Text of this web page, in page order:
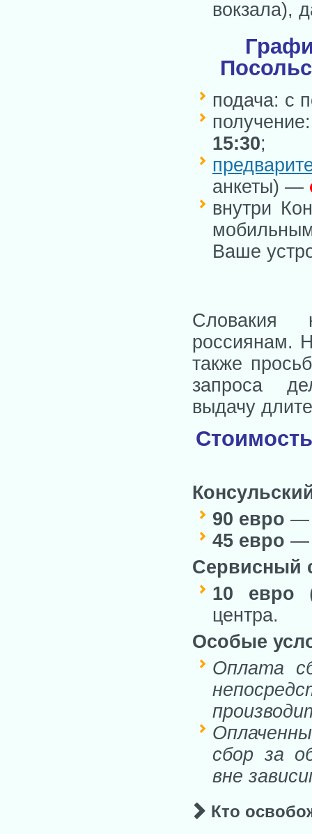
вокзала),
подача: с
15:30;
анкеты) —
внутри
Ваше
Словакия
россиянам.
также
запроса
выдачу
90 евро —
45 евро —
Сервисный
10 евро
центра.
Особые
Оплата
сбор за
вне
Кто